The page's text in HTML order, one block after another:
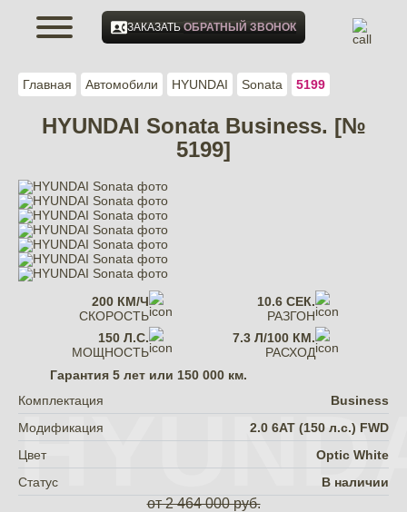
Главная Автомобили HYUNDAI Sonata 5199
HYUNDAI Sonata Business. [№
5199]
Гарантия 5 лет или 150 000 км.
Комплектация
Business
Модификация
2.0 6АТ (150 л.с.) FWD
Цвет
Optic White
Статус
В наличии
от 2 464 000 руб.
200 КМ/Ч
СКОРОСТЬ
10.6 СЕК.
РАЗГОН
150 Л.С.
МОЩНОСТЬ
7.3 Л/100 КМ.
РАСХОД
ЗАКАЗАТЬОБРАТНЫЙ ЗВОНОК